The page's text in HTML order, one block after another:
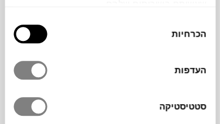
הסכמה
הכרחיות
העדפות
סטטיסטיקה
WOUD
,
מתאפיין במבנה בצורת האות S, המושך את
מבוסס על עקרון הפשטות, כשהוא מופשט מכל
אלמנט מיותר, וכתוצאה מתקבל בסיס חזק וחזות